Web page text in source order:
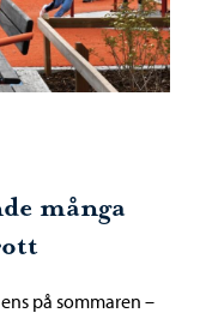
många
på sommaren –